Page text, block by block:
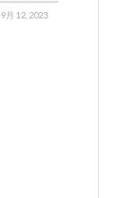
9月 12, 2023